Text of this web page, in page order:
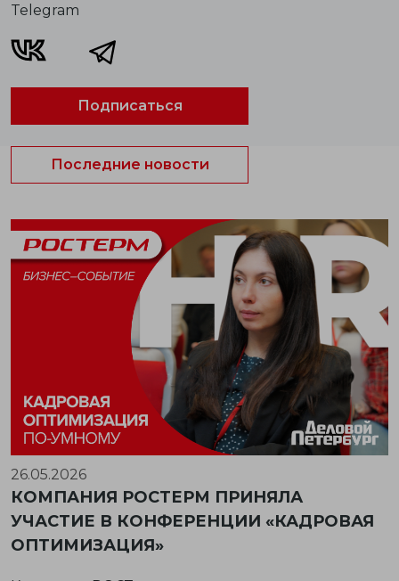
Telegram
Подписаться
Последние новости
26.05.2026
КОМПАНИЯ РОСТЕРМ ПРИНЯЛА
УЧАСТИЕ В КОНФЕРЕНЦИИ «КАДРОВАЯ
ОПТИМИЗАЦИЯ»